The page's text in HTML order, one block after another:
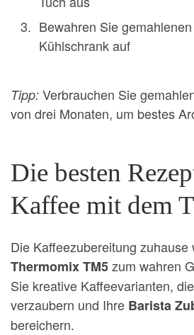
Bewahren Sie
Kühlschrank auf
Tipp: Verbrauchen Sie
von drei Monaten, um bestes
Die besten
Kaffee mit dem
Die Kaffeezubereitung zuhause
Thermomix TM5zum wahren
Sie kreative Kaffeevarianten,
verzaubern und Ihre Barista
bereichern.